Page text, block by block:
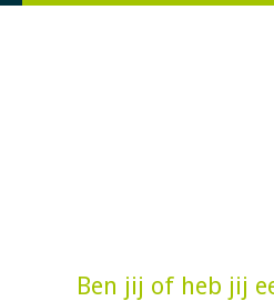
Ben jij of heb jij